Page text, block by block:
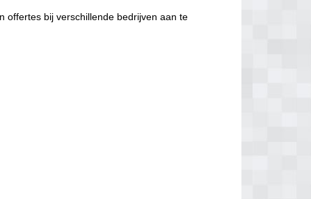
offertes bij verschillende bedrijven aan te